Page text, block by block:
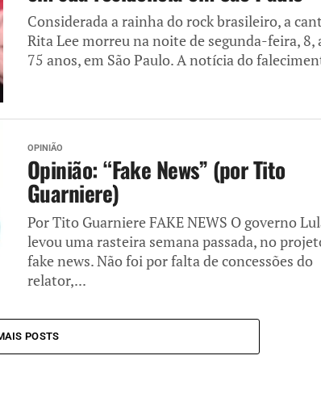
Considerada a rainha do rock brasileiro, a
Rita Lee morreu na noite de segunda-feira, 8,
75 anos, em São Paulo. A notícia do
OPINIÃO
Opinião: “Fake News” (por Tito
Guarniere)
Por Tito Guarniere FAKE NEWS O governo
levou uma rasteira semana passada, no
fake news. Não foi por falta de concessões do
relator,...
POSTS